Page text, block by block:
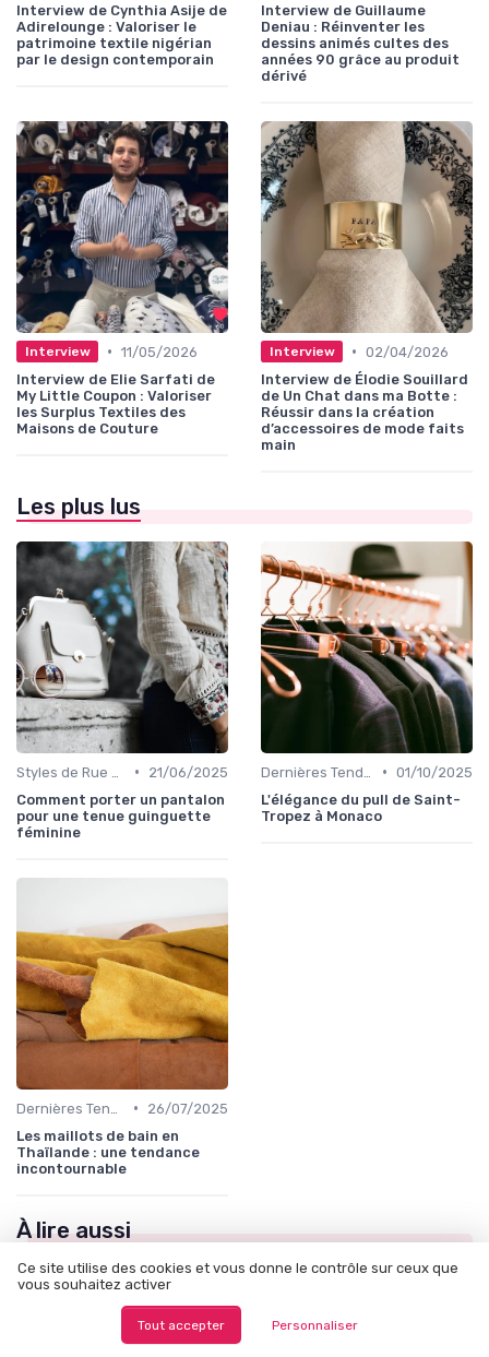
Interview de Cynthia Asije de
Adirelounge : Valoriser le
patrimoine textile nigérian
par le design contemporain
Interview de Guillaume
Deniau : Réinventer les
dessins animés cultes des
années 90 grâce au produit
dérivé
Interview • 11/05/2026
Interview de Elie Sarfati de
My Little Coupon : Valoriser
les Surplus Textiles des
Maisons de Couture
Interview • 02/04/2026
Interview de Élodie Souillard
de Un Chat dans ma Botte :
Réussir dans la création
d’accessoires de mode faits
main
Les plus lus
•
21/06/2025
Comment porter un pantalon
pour une tenue guinguette
féminine
• 01/10/2025
L'élégance du pull de Saint-
Tropez à Monaco
•
26/07/2025
Les maillots de bain en
Thaïlande : une tendance
incontournable
À lire aussi
Ce site utilise des cookies et vous donne le contrôle sur ceux que
vous souhaitez activer
Tout accepter Personnaliser